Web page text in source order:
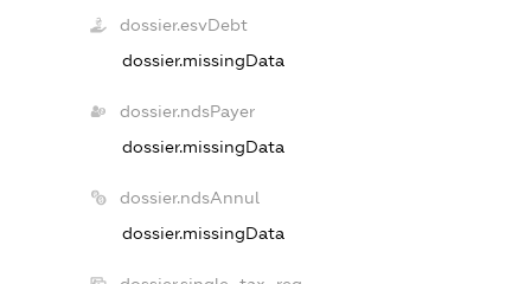
dossier.esvDebt
dossier.missingData
dossier.ndsPayer
dossier.missingData
dossier.ndsAnnul
dossier.missingData